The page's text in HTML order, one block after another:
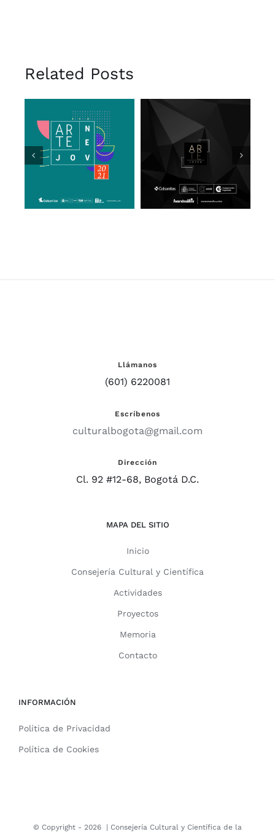
Related Posts
Premio Arte
Joven 2021
Premio Arte
Joven 2019
Llámanos
(601) 6220081
Escríbenos
culturalbogota@gmail.com
Dirección
Cl. 92 #12-68, Bogotá D.C.
MAPA DEL SITIO
Inicio
Consejería Cultural y Científica
Actividades
Proyectos
Memoria
Contacto
INFORMACIÓN
Política de Privacidad
Política de Cookies
© Copyright - 2026 | Consejería Cultural y Científica de la